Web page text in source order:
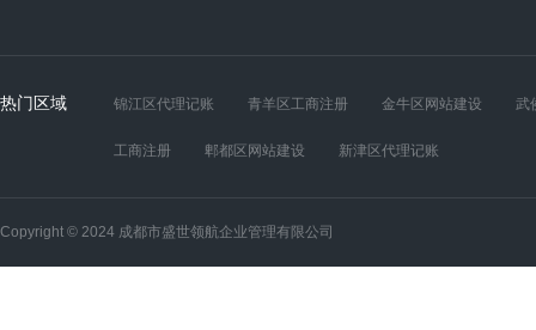
热门区域 锦江区代理记账 青羊区工商注册 金牛区网站建设 武
工商注册 郫都区网站建设 新津区代理记账
Copyright © 2024 成都市盛世领航企业管理有限公司